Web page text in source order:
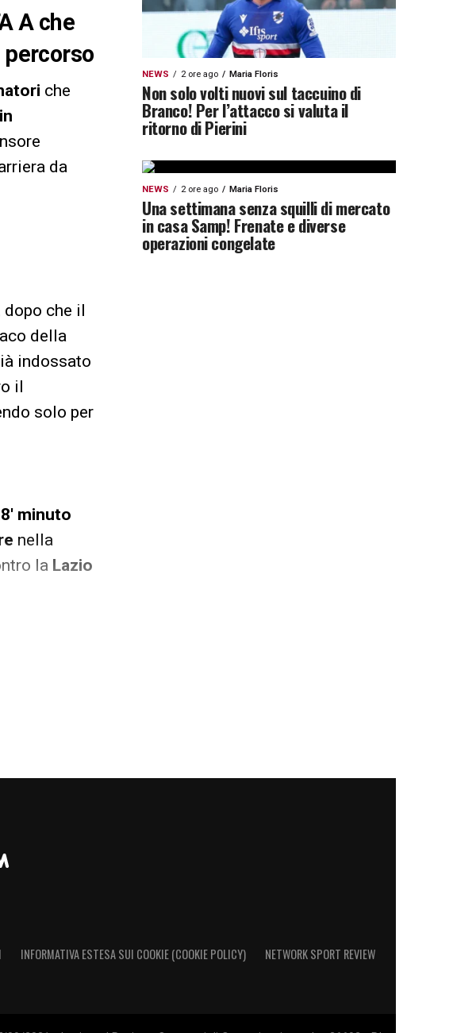
A che
che
da
che il
della
indossato
il
solo per
minuto
nella
la Lazio
NEWS 2 ore ago Maria Floris
Non solo volti nuovi sul taccuino di
Branco! Per l’attacco si valuta il
ritorno di Pierini
NEWS 2 ore ago Maria Floris
Una settimana senza squilli di mercato
in casa Samp! Frenate e diverse
operazioni congelate
INFORMATIVA ESTESA SUI COOKIE (COOKIE POLICY) NETWORK SPORT REVIEW